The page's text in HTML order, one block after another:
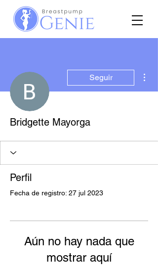
Seguir
Bridgette Mayorga
Perfil
Fecha de registro: 27 jul 2023
Aún no hay nada que
mostrar aquí